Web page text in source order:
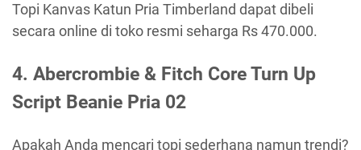
Topi Kanvas Katun Pria Timberland dapat dibeli
secara online di toko resmi seharga Rs 470.000.
4. Abercrombie & Fitch Core Turn Up
Script Beanie Pria 02
Apakah Anda mencari topi sederhana namun trendi?